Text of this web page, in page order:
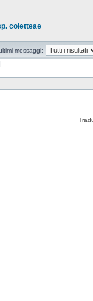
coletteae
messaggi: